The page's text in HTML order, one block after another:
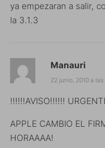
ya empezaran a salir,
la 3.1.3
Manauri
22 junio, 2010 a las
!!!!!!AVISO!!!!!!
APPLE CAMBIO EL
HORAAAA!